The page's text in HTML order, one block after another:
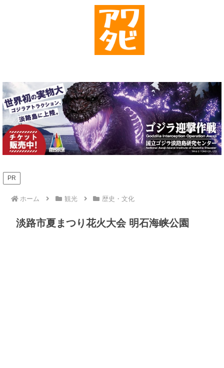
PR
ホーム 観光 歴史・文化
淡路市夏まつり花火大会 明石海峡公園